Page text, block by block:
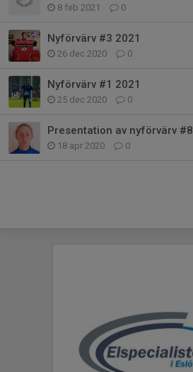
8 feb 2021 0
Nyförvärv #3 2021
26 dec 2020 0
Nyförvärv #1 2021
25 dec 2020 0
Presentation av nyförvärv
18 apr 2020 0